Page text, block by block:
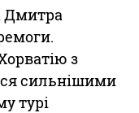
Дмитра
з
сильнішими
турі